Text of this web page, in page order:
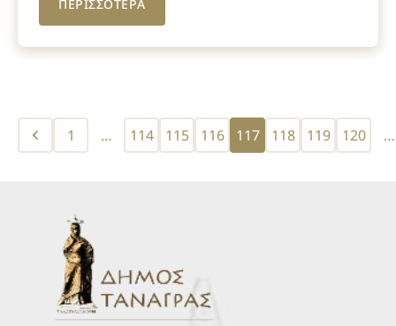
ΠΕΡΙΣΣΟΤΕΡΑ
Posts
1 … 114 115 116 117 118 119 120 …